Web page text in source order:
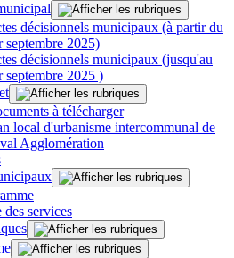
décisionnels municipaux (à partir du
septembre 2025)
décisionnels municipaux (jusqu'au
septembre 2025 )
à télécharger
local d'urbanisme intercommunal de
Agglomération
services